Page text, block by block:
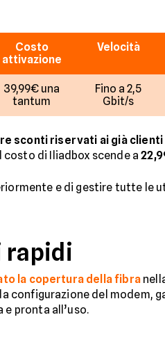
Costo
attivazione
Velocità
39,99€ una
tantum
Fino a 2,5
Gbit/s
sconti riservati ai già clienti
costo di Iliadbox scende a
e di gestire tutte le
rapidi
la copertura della fibra
configurazione del modem,
pronta all’uso.